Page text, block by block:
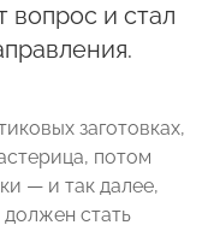
вопрос и стал
заготовках,
потом
— и так далее,
должен стать